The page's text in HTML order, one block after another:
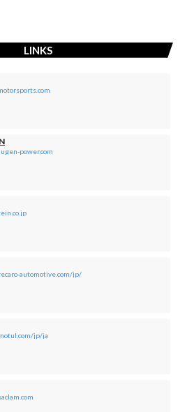
LINKS
power.com
automotive.com/jp/
jp/ja